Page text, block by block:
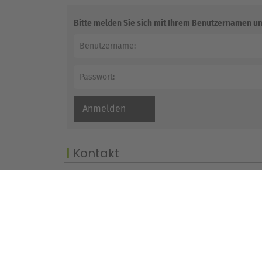
Bitte melden Sie sich mit Ihrem Benutzernamen
Kontakt